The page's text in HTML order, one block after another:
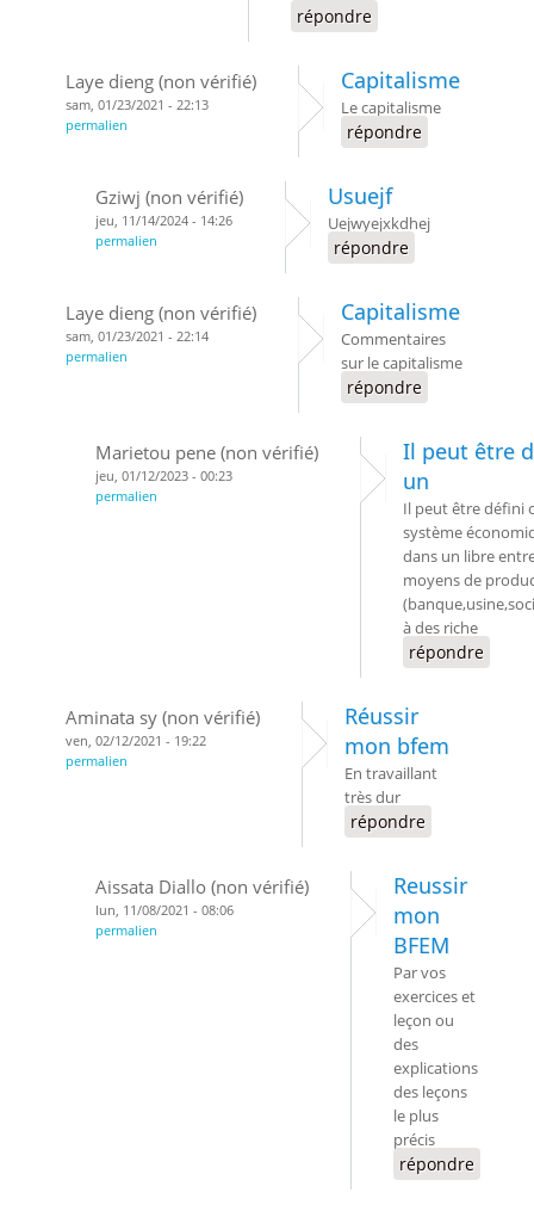
répondre
Laye dieng (non vérifié)
sam, 01/23/2021 - 22:13
permalien
Capitalisme
Le capitalisme
répondre
Gziwj (non vérifié)
jeu, 11/14/2024 - 14:26
permalien
Usuejf
Uejwyejxkdhej
répondre
Laye dieng (non vérifié)
sam, 01/23/2021 - 22:14
permalien
Capitalisme
Commentaires
sur le capitalisme
répondre
Marietou pene (non vérifié)
jeu, 01/12/2023 - 00:23
permalien
Il peut être
un
Il peut être défini
système
dans un libre
moyens de
à des riche
répondre
Aminata sy (non vérifié)
ven, 02/12/2021 - 19:22
permalien
Réussir
mon bfem
En travaillant
très dur
répondre
Aissata Diallo (non vérifié)
lun, 11/08/2021 - 08:06
permalien
Reussir
mon
BFEM
Par vos
exercices et
leçon ou
des
explications
des leçons
le plus
précis
répondre